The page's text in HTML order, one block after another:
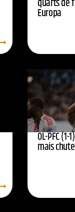
quarts de
Europa
OL-PFC
mais